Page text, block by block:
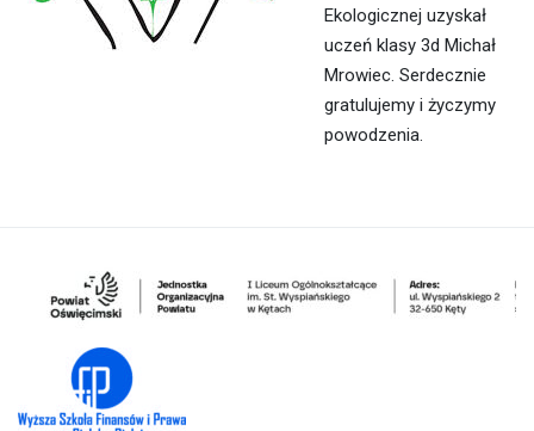
Ekologicznej uzyskał
uczeń klasy 3d Michał
Mrowiec. Serdecznie
gratulujemy i życzymy
powodzenia.